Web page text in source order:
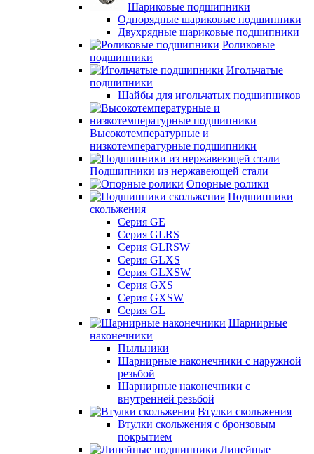
Шариковые подшипники
Однорядные шариковые подшипники
Двухрядные шариковые подшипники
Роликовые
подшипники
Игольчатые
подшипники
Шайбы для игольчатых подшипников
Высокотемпературные и
низкотемпературные подшипники
Подшипники из нержавеющей стали
Опорные ролики
Подшипники
скольжения
Серия GE
Серия GLRS
Серия GLRSW
Серия GLXS
Серия GLXSW
Серия GXS
Серия GXSW
Серия GL
Шарнирные
наконечники
Пыльники
Шарнирные наконечники с наружной
резьбой
Шарнирные наконечники с
внутренней резьбой
Втулки скольжения
Втулки скольжения с бронзовым
покрытием
Линейные